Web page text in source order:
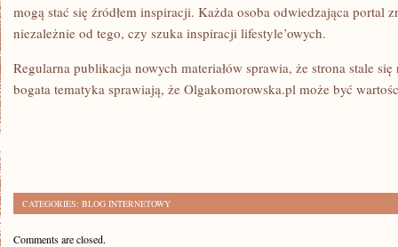
mogą stać się źródłem inspiracji. Każda osoba odwiedzająca portal
niezależnie od tego, czy szuka inspiracji lifestyle’owych.
Regularna publikacja nowych materiałów sprawia, że strona stale
bogata tematyka sprawiają, że Olgakomorowska.pl może być
CATEGORIES: BLOG INTERNETOWY
Comments are closed.